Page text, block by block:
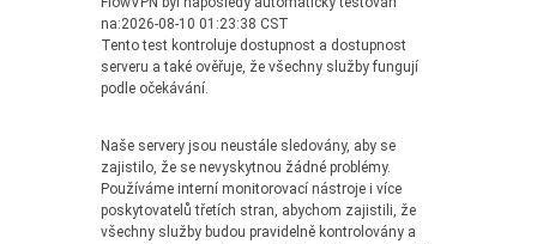
na:2026-08-10 01:23:38 CST
Tento test kontroluje dostupnost a dostupnost
serveru a také ověřuje, že všechny služby fungují
podle očekávání.
Naše servery jsou neustále sledovány, aby se
zajistilo, že se nevyskytnou žádné problémy.
Používáme interní monitorovací nástroje i více
poskytovatelů třetích stran, abychom zajistili, že
všechny služby budou pravidelně kontrolovány a